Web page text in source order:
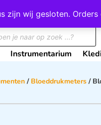
zijn wij gesloten.
Instrumentarium
/ Bloeddrukmeters /